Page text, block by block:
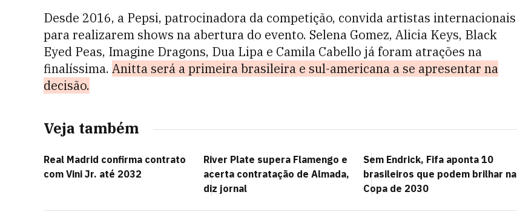
Desde 2016, a Pepsi, patrocinadora da competição, convida artistas internacionais
para realizarem shows na abertura do evento. Selena Gomez, Alicia Keys, Black
Eyed Peas, Imagine Dragons, Dua Lipa e Camila Cabello já foram atrações na
finalíssima. Anitta será a primeira brasileira e sul-americana a se apresentar na
decisão.
Veja também
Real Madrid confirma contrato
com Vini Jr. até 2032
River Plate supera Flamengo e
acerta contratação de Almada,
diz jornal
Sem Endrick, Fifa aponta 10
brasileiros que podem brilhar na
Copa de 2030